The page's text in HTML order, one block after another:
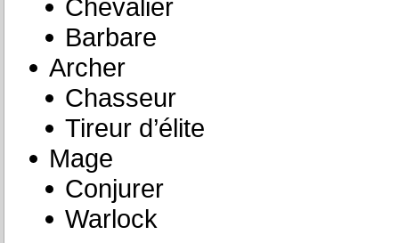
Chevalier
Barbare
Archer
Chasseur
Tireur d’élite
Mage
Conjurer
Warlock